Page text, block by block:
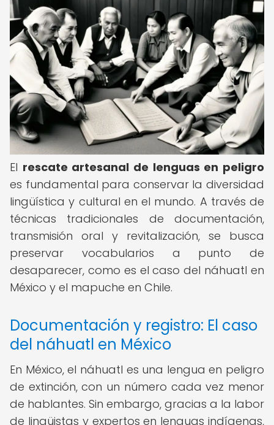
El rescate artesanal de lenguas en peligro
es fundamental para conservar la diversidad
lingüística y cultural en el mundo. A través de
técnicas tradicionales de documentación,
transmisión oral y revitalización, se busca
preservar vocabularios a punto de
desaparecer, como es el caso del náhuatl en
México y el mapuche en Chile.
Documentación y registro: El caso
del náhuatl en México
En México, el náhuatl es una lengua en peligro
de extinción, con un número cada vez menor
de hablantes. Sin embargo, gracias a la labor
de lingüistas y expertos en lenguas indígenas,